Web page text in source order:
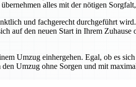
alles mit der nötigen
und fachgerecht durchgeführt
auf den neuen Start in Ihrem
Umzug einhergehen. Egal, ob es
Umzug ohne Sorgen und mit